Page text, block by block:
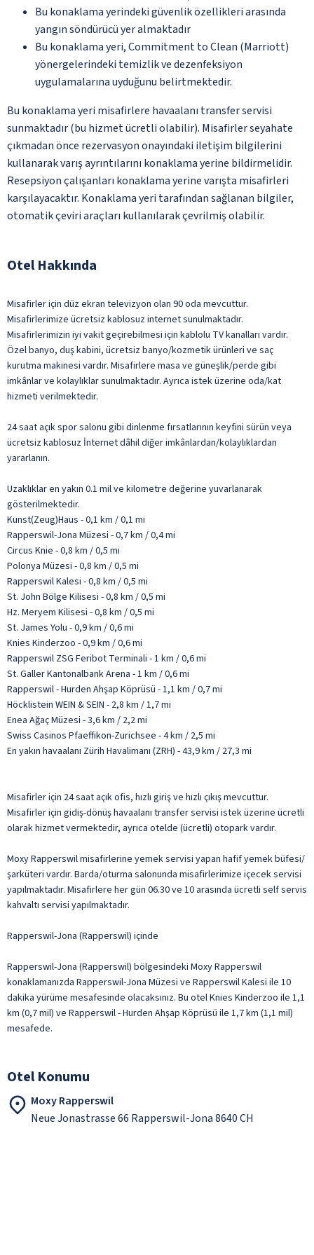
Bu konaklama yerindeki güvenlik özellikleri arasında
yangın söndürücü yer almaktadır
Bu konaklama yeri, Commitment to Clean (Marriott)
yönergelerindeki temizlik ve dezenfeksiyon
uygulamalarına uyduğunu belirtmektedir.
Bu konaklama yeri misafirlere havaalanı transfer servisi
sunmaktadır (bu hizmet ücretli olabilir). Misafirler seyahate
çıkmadan önce rezervasyon onayındaki iletişim bilgilerini
kullanarak varış ayrıntılarını konaklama yerine bildirmelidir.
Resepsiyon çalışanları konaklama yerine varışta misafirleri
karşılayacaktır. Konaklama yeri tarafından sağlanan bilgiler,
otomatik çeviri araçları kullanılarak çevrilmiş olabilir.
Otel Hakkında
Misafirler için düz ekran televizyon olan 90 oda mevcuttur.
Misafirlerimize ücretsiz kablosuz internet sunulmaktadır.
Misafirlerimizin iyi vakit geçirebilmesi için kablolu TV kanalları vardır.
Özel banyo, duş kabini, ücretsiz banyo/kozmetik ürünleri ve saç
kurutma makinesi vardır. Misafirlere masa ve güneşlik/perde gibi
imkânlar ve kolaylıklar sunulmaktadır. Ayrıca istek üzerine oda/kat
hizmeti verilmektedir.
24 saat açık spor salonu gibi dinlenme fırsatlarının keyfini sürün veya
ücretsiz kablosuz İnternet dâhil diğer imkânlardan/kolaylıklardan
yararlanın.
Uzaklıklar en yakın 0.1 mil ve kilometre değerine yuvarlanarak
gösterilmektedir.
Kunst(Zeug)Haus - 0,1 km / 0,1 mi
Rapperswil-Jona Müzesi - 0,7 km / 0,4 mi
Circus Knie - 0,8 km / 0,5 mi
Polonya Müzesi - 0,8 km / 0,5 mi
Rapperswil Kalesi - 0,8 km / 0,5 mi
St. John Bölge Kilisesi - 0,8 km / 0,5 mi
Hz. Meryem Kilisesi - 0,8 km / 0,5 mi
St. James Yolu - 0,9 km / 0,6 mi
Knies Kinderzoo - 0,9 km / 0,6 mi
Rapperswil ZSG Feribot Terminali - 1 km / 0,6 mi
St. Galler Kantonalbank Arena - 1 km / 0,6 mi
Rapperswil - Hurden Ahşap Köprüsü - 1,1 km / 0,7 mi
Höcklistein WEIN & SEIN - 2,8 km / 1,7 mi
Enea Ağaç Müzesi - 3,6 km / 2,2 mi
Swiss Casinos Pfaeffikon-Zurichsee - 4 km / 2,5 mi
En yakın havaalanı Zürih Havalimanı (ZRH) - 43,9 km / 27,3 mi
Misafirler için 24 saat açık ofis, hızlı giriş ve hızlı çıkış mevcuttur.
Misafirler için gidiş-dönüş havaalanı transfer servisi istek üzerine ücretli
olarak hizmet vermektedir, ayrıca otelde (ücretli) otopark vardır.
Moxy Rapperswil misafirlerine yemek servisi yapan hafif yemek büfesi/
şarküteri vardır. Barda/oturma salonunda misafirlerimize içecek servisi
yapılmaktadır. Misafirlere her gün 06.30 ve 10 arasında ücretli self servis
kahvaltı servisi yapılmaktadır.
Rapperswil-Jona (Rapperswil) içinde
Rapperswil-Jona (Rapperswil) bölgesindeki Moxy Rapperswil
konaklamanızda Rapperswil-Jona Müzesi ve Rapperswil Kalesi ile 10
dakika yürüme mesafesinde olacaksınız. Bu otel Knies Kinderzoo ile 1,1
km (0,7 mil) ve Rapperswil - Hurden Ahşap Köprüsü ile 1,7 km (1,1 mil)
mesafede.
Otel Konumu
Moxy Rapperswil
Neue Jonastrasse 66 Rapperswil-Jona 8640 CH